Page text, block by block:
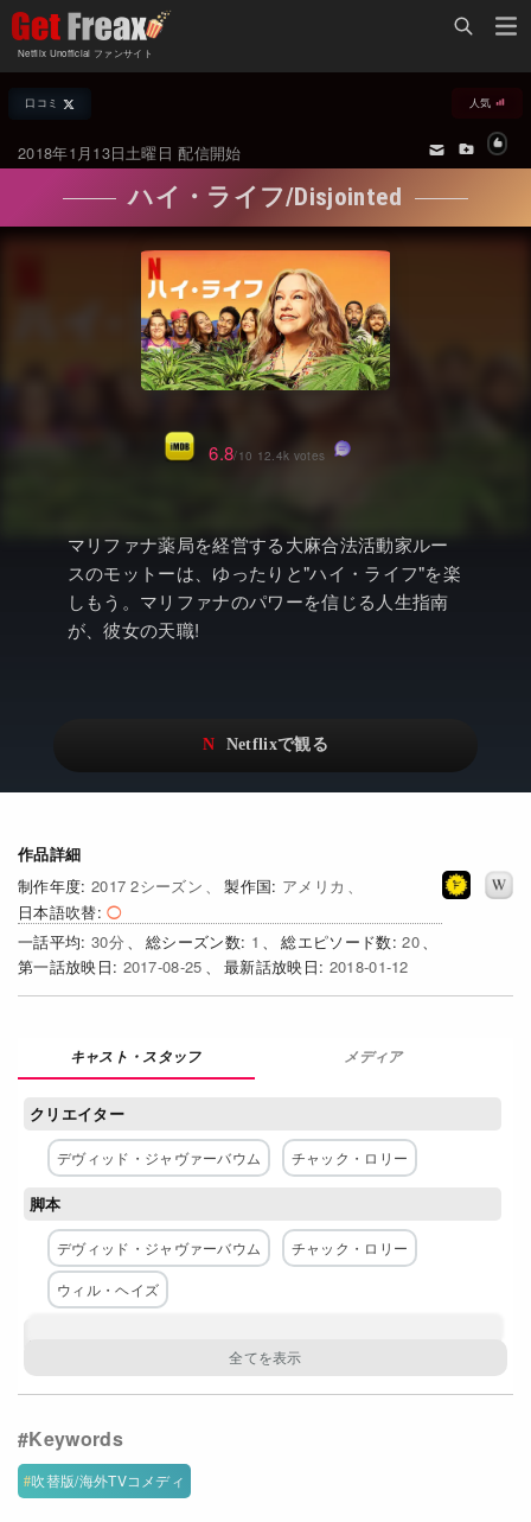
Netflix Unofficial ファンサイト
Netflix新着作品
オールジャンル
海外ドラマ・シリーズ
海外映画
国内TV番組・ドラマ
国内映画
アニメ
ドキュメンタリー
日本語吹替対応作品
その他の国のTV番組
配信終了予定の作品
海外ドラマ・ラインナップ
Netflix 人気ランキング
Netflix 全作品ラインナップ
Netflix配信作品カスタム検索
トレンド
Netflix・VOD総合News
Watchlistへ
Netflix Video
Netflix 吹替版作品
Netflix 高い評価の海外作品
みんなの作品レビュー
Watchlist
過去の配信終了作品
お問い合わせ
口コミ 人気
2018年1月13日土曜日 配信開始
ハイ・ライフ/Disjointed
マリファナ薬局を経営する大麻合法活動家ルー
スのモットーは、ゆったりと"ハイ・ライフ"を楽
しもう。マリファナのパワーを信じる人生指南
が、彼女の天職!
作品詳細
2017 2シーズン
アメリカ
日本語吹替
30
1
20
2017-08-25
2018-01-12
6.8/10 12.4k votes
メディア
クリエイター
デヴィッド・ジャヴァーバウム チャック・ロリー
脚本
デヴィッド・ジャヴァーバウム チャック・ロリー
ウィル・ヘイズ
全てを表示
主な出演者
キャシー・ベイツ アーロン・モーテン トーン・ベル
エリザベス・アルダーファー
ベッツィ・ソダロ
吹替版/海外TVコメディ